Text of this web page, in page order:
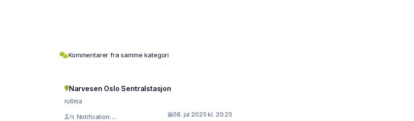
Kommentarer fra samme kategori
Narvesen Oslo Sentralstasjon
ru6rsa
📂 Notification: ... 08. jul 2025 kl. 20:25